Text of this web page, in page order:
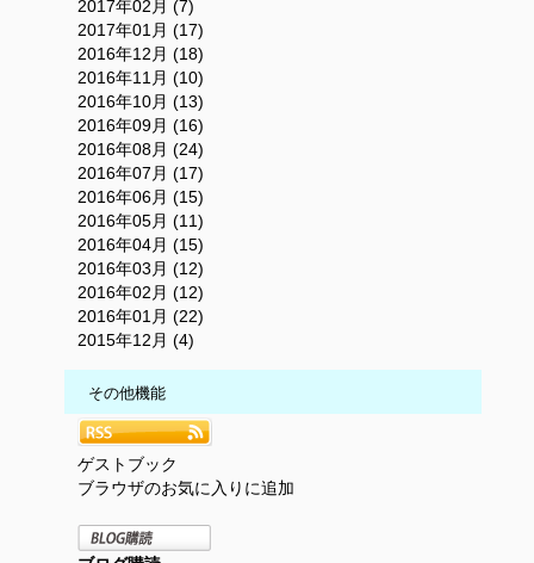
2017年02月 (7)
2017年01月 (17)
2016年12月 (18)
2016年11月 (10)
2016年10月 (13)
2016年09月 (16)
2016年08月 (24)
2016年07月 (17)
2016年06月 (15)
2016年05月 (11)
2016年04月 (15)
2016年03月 (12)
2016年02月 (12)
2016年01月 (22)
2015年12月 (4)
その他機能
ゲストブック
ブラウザのお気に入りに追加